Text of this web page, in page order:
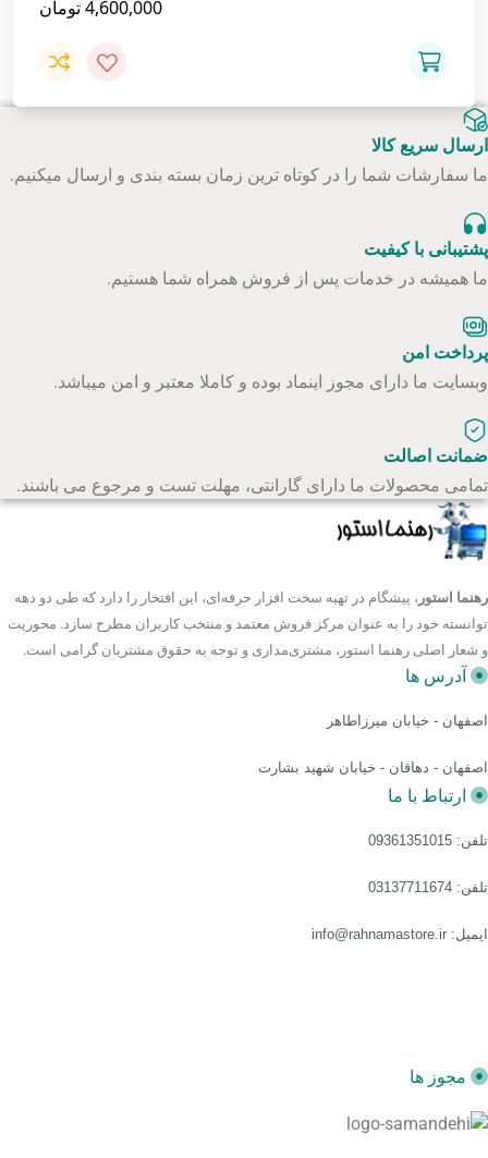
4,600,000تومان
ارسال سریع کالا
ما سفارشات شما را در کوتاه ترین زمان بسته بندی و ارسال میکنیم.
پشتیبانی با کیفیت
ما همیشه در خدمات پس از فروش همراه شما هستیم.
پرداخت امن
وبسایت ما دارای مجوز اینماد بوده و کاملا معتبر و امن میباشد.
ضمانت اصالت
تمامی محصولات ما دارای گارانتی، مهلت تست و مرجوع می باشند.
رهنما استور ، پیشگام در تهیه سخت افزار حرفه‌ای، این افتخار را دارد که طی دو دهه
توانسته خود را به عنوان مرکز فروش معتمد و منتخب کاربران مطرح سازد. محوریت
و شعار اصلی رهنما استور، مشتری‌مداری و توجه به حقوق مشتریان گرامی است.
آدرس ها
اصفهان - خیابان میرزاطاهر
اصفهان - دهاقان - خیابان شهید بشارت
ارتباط با ما
تلفن: 09361351015
تلفن: 03137711674
ایمیل: info@rahnamastore.ir
مجوز ها